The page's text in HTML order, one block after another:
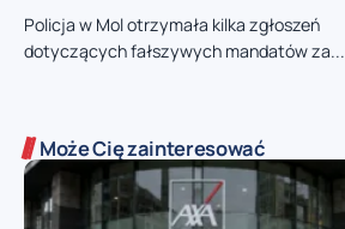
Policja w Mol otrzymała kilka zgłoszeń
dotyczących fałszywych mandatów za...
Może Cię zainteresować